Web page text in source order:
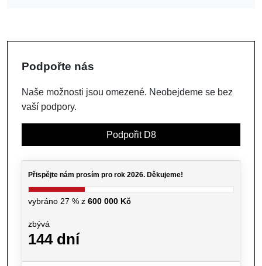
Podpořte nás
Naše možnosti jsou omezené. Neobejdeme se bez
vaší podpory.
Podpořit D8